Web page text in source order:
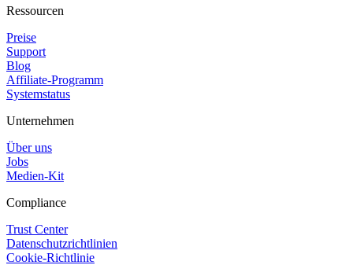
Ressourcen
Preise
Support
Blog
Affiliate-Programm
Systemstatus
Unternehmen
Über uns
Jobs
Medien-Kit
Compliance
Trust Center
Datenschutzrichtlinien
Cookie-Richtlinie